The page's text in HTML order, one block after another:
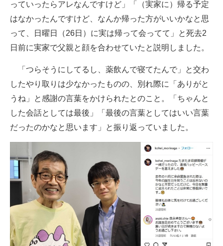
っていったらアレなんですけど」「（実家に）帰る予定
はなかったんですけど、なんか帰った方がいいかなと思
って、日曜日（26日）に実は帰って会ってて」と死去2
日前に実家で父親と顔を合わせていたと説明しました。
「つらそうにしてるし、薬飲んで寝てたんで」と交わ
したやり取りは少なかったものの、別れ際に「ありがと
うね」と感謝の言葉をかけられたとのこと。「ちゃんと
した会話としては最後」「最後の言葉としてはいい言葉
だったのかなと思います」と振り返っていました。